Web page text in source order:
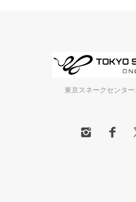
東京スネークセンタ